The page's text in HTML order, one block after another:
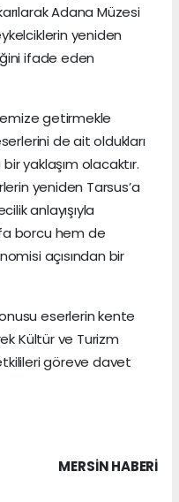
Adana Müzesi
yeniden
ifade eden
getirmekle
de ait oldukları
yaklaşım olacaktır.
yeniden Tarsus’a
anlayışıyla
borcu hem de
açısından bir
eserlerin kente
Kültür ve Turizm
göreve davet
MERSIN HABERİ